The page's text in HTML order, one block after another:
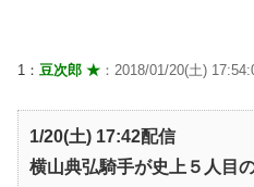
1： 豆次郎 ★ ：2018/01/20(土)
1/20(土) 17:42配信
横山典弘騎手が史上５人目